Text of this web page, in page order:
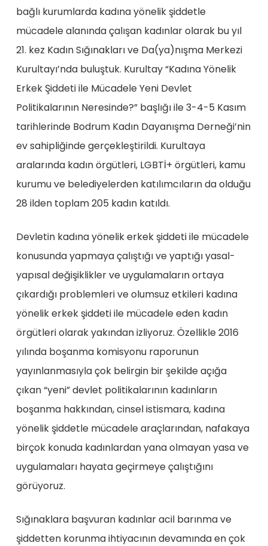
bağlı kurumlarda kadına yönelik şiddetle
mücadele alanında çalışan kadınlar olarak bu yıl
21. kez Kadın Sığınakları ve Da(ya)nışma Merkezi
Kurultayı’nda buluştuk. Kurultay “Kadına Yönelik
Erkek Şiddeti ile Mücadele Yeni Devlet
Politikalarının Neresinde?” başlığı ile 3-4-5 Kasım
tarihlerinde Bodrum Kadın Dayanışma Derneği’nin
ev sahipliğinde gerçekleştirildi. Kurultaya
aralarında kadın örgütleri, LGBTİ+ örgütleri, kamu
kurumu ve belediyelerden katılımcıların da olduğu
28 ilden toplam 205 kadın katıldı.
Devletin kadına yönelik erkek şiddeti ile mücadele
konusunda yapmaya çalıştığı ve yaptığı yasal-
yapısal değişiklikler ve uygulamaların ortaya
çıkardığı problemleri ve olumsuz etkileri kadına
yönelik erkek şiddeti ile mücadele eden kadın
örgütleri olarak yakından izliyoruz. Özellikle 2016
yılında boşanma komisyonu raporunun
yayınlanmasıyla çok belirgin bir şekilde açığa
çıkan “yeni” devlet politikalarının kadınların
boşanma hakkından, cinsel istismara, kadına
yönelik şiddetle mücadele araçlarından, nafakaya
birçok konuda kadınlardan yana olmayan yasa ve
uygulamaları hayata geçirmeye çalıştığını
görüyoruz.
Sığınaklara başvuran kadınlar acil barınma ve
şiddetten korunma ihtiyacının devamında en çok